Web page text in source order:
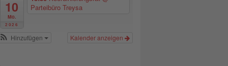
10
Mo.
2026
Parteibüro Treysa
Kalender anzeigen
Hinzufügen